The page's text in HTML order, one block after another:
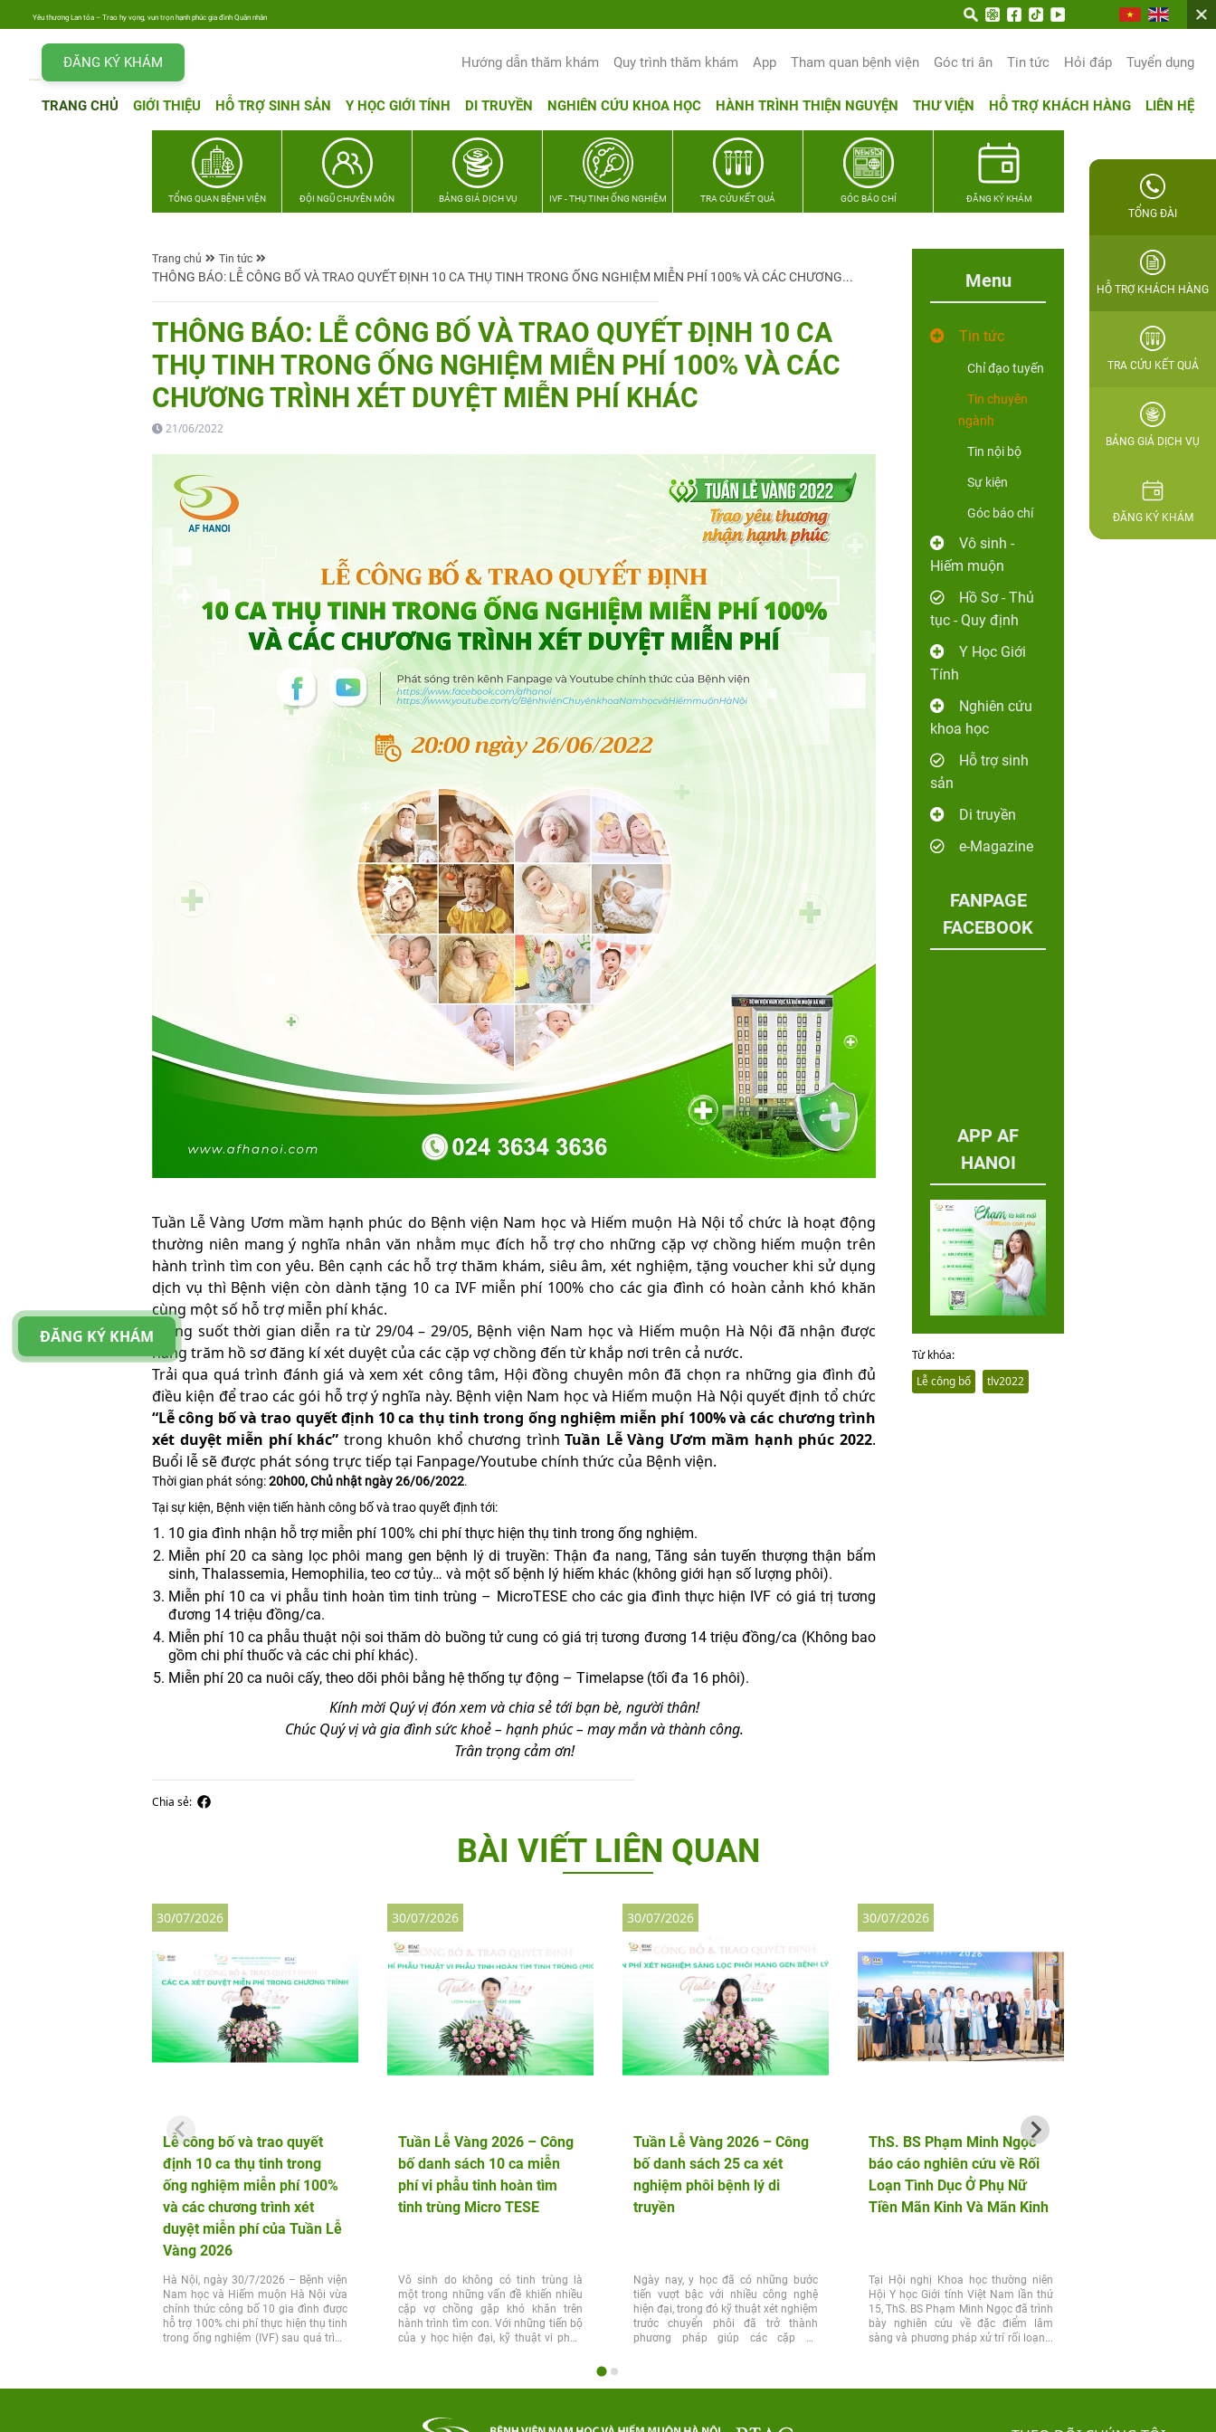
Yêu thương Lan tỏa – Trao hy vọng, vun trọn hạnh phúc gia đình Quân nhân
ĐĂNG KÝ KHÁM Hướng dẫn thăm khám Quy trình thăm khám App Tham quan bệnh viện Góc tri ân Tin tức Hỏi đáp Tuyển dụng
TRANG CHỦ GIỚI THIỆU HỖ TRỢ SINH SẢN Y HỌC GIỚI TÍNH DI TRUYỀN NGHIÊN CỨU KHOA HỌC HÀNH TRÌNH THIỆN NGUYỆN THƯ VIỆN HỖ TRỢ KHÁCH HÀNG LIÊN HỆ
TỔNG QUAN BỆNH VIỆN ĐỘI NGŨ CHUYÊN MÔN BẢNG GIÁ DỊCH VỤ IVF - THỤ TINH ỐNG NGHIỆM TRA CỨU KẾT QUẢ GÓC BÁO CHÍ ĐĂNG KÝ KHÁM
Trang chủ Tin tức
THÔNG BÁO: LỄ CÔNG BỐ VÀ TRAO QUYẾT ĐỊNH 10 CA THỤ TINH TRONG ỐNG NGHIỆM MIỄN PHÍ 100% VÀ CÁC CHƯƠNG...
THÔNG BÁO: LỄ CÔNG BỐ VÀ TRAO QUYẾT ĐỊNH 10 CA
THỤ TINH TRONG ỐNG NGHIỆM MIỄN PHÍ 100% VÀ CÁC
CHƯƠNG TRÌNH XÉT DUYỆT MIỄN PHÍ KHÁC
21/06/2022
Tuần Lễ Vàng Ươm mầm hạnh phúc do Bệnh viện Nam học và Hiếm muộn Hà Nội tổ chức là hoạt động
thường niên mang ý nghĩa nhân văn nhằm mục đích hỗ trợ cho những cặp vợ chồng hiếm muộn trên
hành trình tìm con yêu. Bên cạnh các hỗ trợ thăm khám, siêu âm, xét nghiệm, tặng voucher khi sử dụng
dịch vụ thì Bệnh viện còn dành tặng 10 ca IVF miễn phí 100% cho các gia đình có hoàn cảnh khó khăn
cùng một số hỗ trợ miễn phí khác.
Trong suốt thời gian diễn ra từ 29/04 – 29/05, Bệnh viện Nam học và Hiếm muộn Hà Nội đã nhận được
hàng trăm hồ sơ đăng kí xét duyệt của các cặp vợ chồng đến từ khắp nơi trên cả nước.
Trải qua quá trình đánh giá và xem xét công tâm, Hội đồng chuyên môn đã chọn ra những gia đình đủ
điều kiện để trao các gói hỗ trợ ý nghĩa này. Bệnh viện Nam học và Hiếm muộn Hà Nội quyết định tổ chức
“Lễ công bố và trao quyết định 10 ca thụ tinh trong ống nghiệm miễn phí 100% và các chương trình
xét duyệt miễn phí khác” trong khuôn khổ chương trìnhTuần Lễ Vàng Ươm mầm hạnh phúc 2022.
Buổi lễ sẽ được phát sóng trực tiếp tại Fanpage/Youtube chính thức của Bệnh viện.
Thời gian phát sóng:20h00, Chủ nhật ngày 26/06/2022.
Tại sự kiện, Bệnh viện tiến hành công bố và trao quyết định tới:
10 gia đình nhận hỗ trợ miễn phí 100% chi phí thực hiện thụ tinh trong ống nghiệm.
Miễn phí 20 ca sàng lọc phôi mang gen bệnh lý di truyền: Thận đa nang, Tăng sản tuyến thượng thận bẩm
sinh, Thalassemia, Hemophilia, teo cơ tủy… và một số bệnh lý hiếm khác (không giới hạn số lượng phôi).
Miễn phí 10 ca vi phẫu tinh hoàn tìm tinh trùng – MicroTESE cho các gia đình thực hiện IVF có giá trị tương
đương 14 triệu đồng/ca.
Miễn phí 10 ca phẫu thuật nội soi thăm dò buồng tử cung có giá trị tương đương 14 triệu đồng/ca (Không bao
gồm chi phí thuốc và các chi phí khác).
Miễn phí 20 ca nuôi cấy, theo dõi phôi bằng hệ thống tự động – Timelapse (tối đa 16 phôi).
Kính mời Quý vị đón xem và chia sẻ tới bạn bè, người thân!
Chúc Quý vị và gia đình sức khoẻ – hạnh phúc – may mắn và thành công.
Trân trọng cảm ơn!
Chia sẻ:
Menu
Tin tức
Chỉ đạo tuyến
Tin chuyên
ngành
Tin nội bộ
Sự kiện
Góc báo chí
Vô sinh -
Hiếm muộn
Hồ Sơ - Thủ
tục - Quy định
Y Học Giới
Tính
Nghiên cứu
khoa học
Hỗ trợ sinh
sản
Di truyền
e-Magazine
FANPAGE
FACEBOOK
APP AF
HANOI
Từ khóa:
Lễ công bố
tlv2022
BÀI VIẾT LIÊN QUAN
Lễ công bố và trao quyết
định 10 ca thụ tinh trong
ống nghiệm miễn phí 100%
và các chương trình xét
duyệt miễn phí của Tuần Lễ
Vàng 2026
Hà Nội, ngày 30/7/2026 – Bệnh viện
Nam học và Hiếm muộn Hà Nội vừa
chính thức công bố 10 gia đình được
hỗ trợ 100% chi phí thực hiện thụ tinh
trong ống nghiệm (IVF) sau quá trình
30/07/2026
Tuần Lễ Vàng 2026 – Công
bố danh sách 10 ca miễn
phí vi phẫu tinh hoàn tìm
tinh trùng Micro TESE
Vô sinh do không có tinh trùng là
một trong những vấn đề khiến nhiều
cặp vợ chồng gặp khó khăn trên
hành trình tìm con. Với những tiến bộ
của y học hiện đại, kỹ thuật vi phẫu
30/07/2026
Tuần Lễ Vàng 2026 – Công
bố danh sách 25 ca xét
nghiệm phôi bệnh lý di
truyền
Ngày nay, y học đã có những bước
tiến vượt bậc với nhiều công nghệ
hiện đại, trong đó kỹ thuật xét nghiệm
trước chuyển phôi đã trở thành
phương pháp giúp các cặp vợ
30/07/2026
ThS. BS Phạm Minh Ngọc
báo cáo nghiên cứu về Rối
Loạn Tình Dục Ở Phụ Nữ
Tiền Mãn Kinh Và Mãn Kinh
Tại Hội nghị Khoa học thường niên
Hội Y học Giới tính Việt Nam lần thứ
15, ThS. BS Phạm Minh Ngọc đã trình
bày nghiên cứu về đặc điểm lâm
sàng và phương pháp xử trí rối loạn...
30/07/2026
TỔNG ĐÀI
HỖ TRỢ KHÁCH HÀNG
TRA CỨU KẾT QUẢ
BẢNG GIÁ DỊCH VỤ
ĐĂNG KÝ KHÁM
ĐĂNG KÝ KHÁM